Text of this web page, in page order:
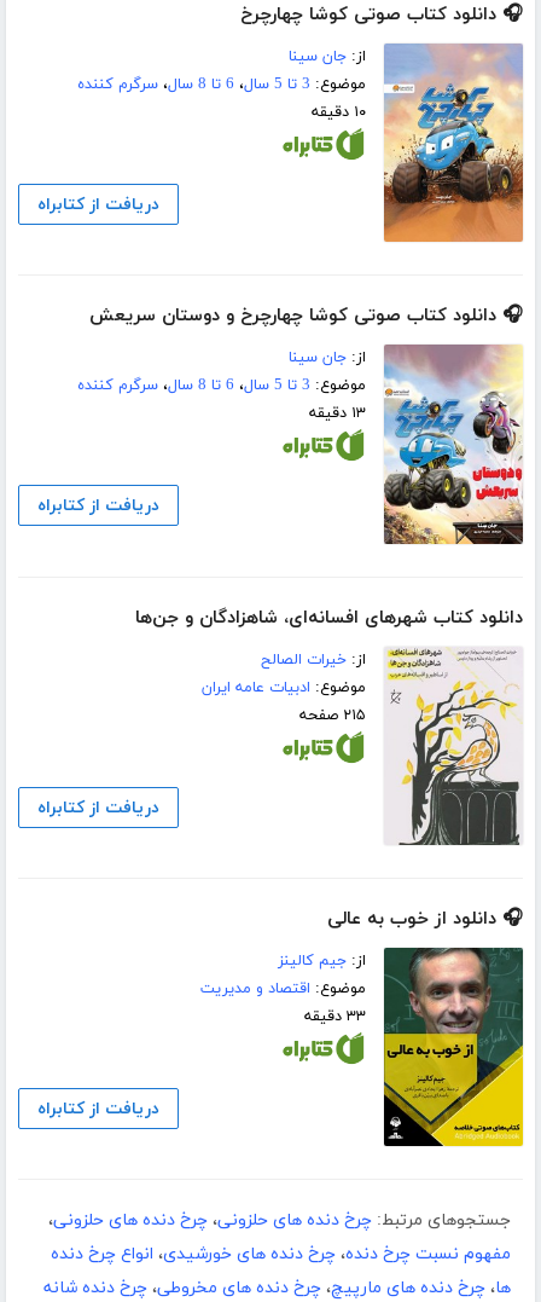
🎧 دانلود کتاب صوتی کوشا چهارچرخ
از:جان سینا
موضوع: 3 تا 5 سال ، 6 تا 8 سال ،سرگرم کننده
۱۰ دقیقه
دریافت از کتابراه
🎧 دانلود کتاب صوتی کوشا چهارچرخ و دوستان سریعش
از:جان سینا
موضوع: 3 تا 5 سال ، 6 تا 8 سال ،سرگرم کننده
۱۳ دقیقه
دریافت از کتابراه
دانلود کتاب شهرهای افسانه‌ای، شاهزادگان و جن‌ها
از:خیرات الصالح
موضوع: ادبیات عامه ایران
۲۱۵ صفحه
دریافت از کتابراه
🎧 دانلود از خوب به عالی
از:جیم کالینز
موضوع: اقتصاد و مدیریت
۳۳ دقیقه
دریافت از کتابراه
جستجوهای مرتبط: چرخ دنده های حلزونی، چرخ دنده های حلزونی،
مفهوم نسبت چرخ دنده، چرخ دنده های خورشیدی، انواع چرخ دنده
ها، چرخ دنده های مارپیچ، چرخ دنده های مخروطی، چرخ دنده شانه